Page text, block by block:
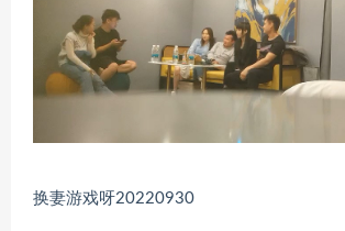
换妻游戏呀20220930